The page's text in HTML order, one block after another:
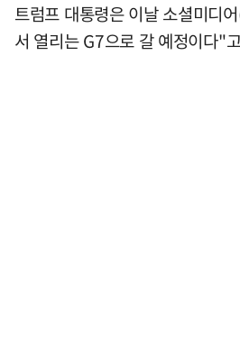
트럼프 대통령은 이날 소셜미디
서 열리는 G7으로 갈 예정이다"